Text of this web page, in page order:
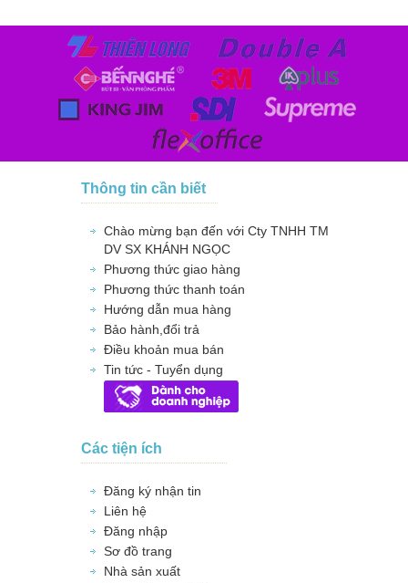
Thông tin cần biết
Chào mừng bạn đến với Cty TNHH TM
DV SX KHÁNH NGỌC
Phương thức giao hàng
Phương thức thanh toán
Hướng dẫn mua hàng
Bảo hành,đổi trả
Điều khoản mua bán
Tin tức - Tuyển dụng
Các tiện ích
Đăng ký nhận tin
Liên hệ
Đăng nhập
Sơ đồ trang
Nhà sản xuất